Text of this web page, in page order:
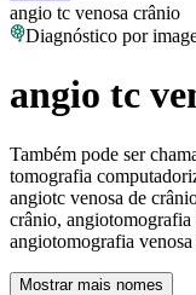
angio tc venosa crânio
Diagnóstico por
angio tc
Também pode ser
tomografia
angiotc venosa de
crânio, angiotomografia
angiotomografia
Mostrar mais nomes